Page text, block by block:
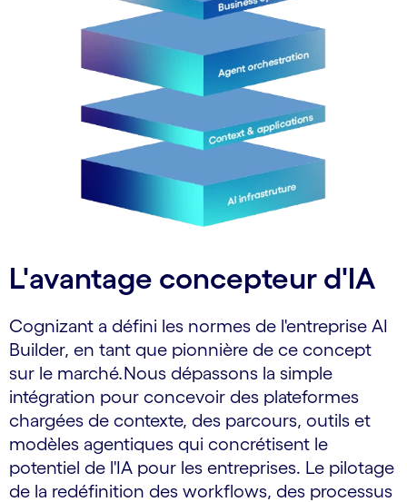
L'avantage concepteur d'IA
Cognizant a défini les normes de l'entreprise AI
Builder, en tant que pionnière de ce concept
sur le marché.Nous dépassons la simple
intégration pour concevoir des plateformes
chargées de contexte, des parcours, outils et
modèles agentiques qui concrétisent le
potentiel de l'IA pour les entreprises. Le pilotage
de la redéfinition des workflows, des processus